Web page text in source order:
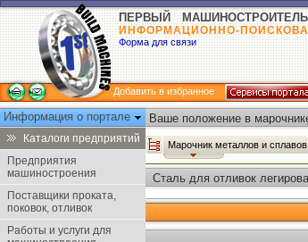
ПЕРВЫЙ
ИНФОРМАЦИОННО-
Форма для связи
Добавить в избранное
Информация о портале
Каталоги предприятий
Предприятия
машиностроения
Поставщики проката,
поковок, отливок
Работы и услуги для
Ваше положение в
Марочник металлов и сплавов
Сталь для отливок